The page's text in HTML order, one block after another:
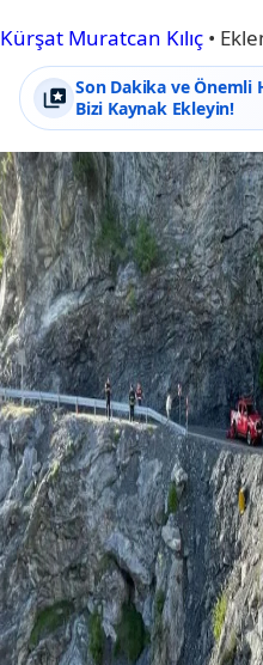
Kürşat Muratcan Kılıç •
Son Dakika ve Önemli
Bizi Kaynak Ekleyin!